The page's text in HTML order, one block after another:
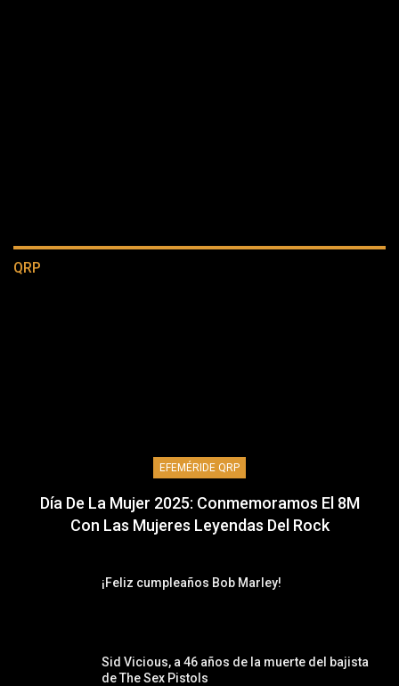
QRP
EFEMÉRIDE QRP
Día De La Mujer 2025: Conmemoramos El 8M
Con Las Mujeres Leyendas Del Rock
¡Feliz cumpleaños Bob Marley!
Sid Vicious, a 46 años de la muerte del bajista
de The Sex Pistols